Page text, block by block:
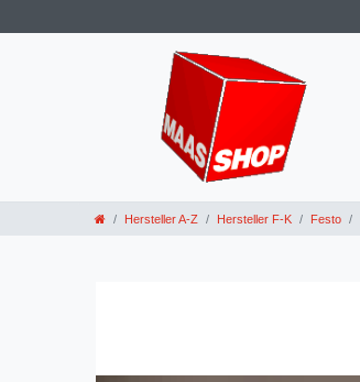
Hersteller A-Z Hersteller F-K Festo